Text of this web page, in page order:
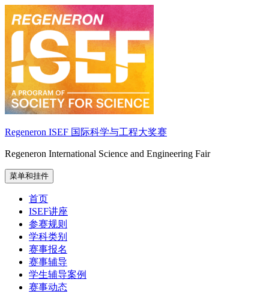
至
内
Regeneron ISEF 国际科学与工程大奖赛
Regeneron International Science and Engineering Fair
菜单和挂件
首页
ISEF讲座
参赛规则
学科类别
赛事报名
赛事辅导
学生辅导案例
赛事动态